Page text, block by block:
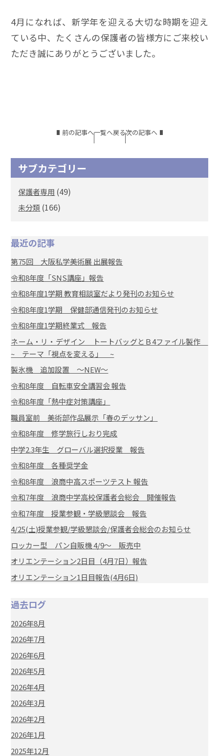
4月になれば、新学年を迎える大切な時期を迎え
ている中、たくさんの保護者の皆様方にご来校い
ただき誠にありがとうございました。
前の記事へ一覧へ戻る次の記事へ
サブカテゴリー
保護者専用 (49)
未分類 (166)
最近の記事
第75回 大阪私学美術展 出展報告
令和8年度「SNS講座」報告
令和8年度1学期 教育相談室だより発刊のお知らせ
令和8年度1学期 保健部通信発刊のお知らせ
令和8年度1学期終業式 報告
ネーム・リ・デザイン トートバッグとＢ4ファイル製作
~ テーマ「視点を変える」 ~
製氷機 追加設置 ～NEW～
令和8年度 自転車安全講習会 報告
令和8年度「熱中症対策講座」
職員室前 美術部作品展示「春のデッサン」
令和8年度 修学旅行しおり完成
中学2.3年生 グローバル選択授業 報告
令和8年度 各種奨学金
令和8年度 浪商中高スポーツテスト 報告
令和7年度 浪商中学高校保護者会総会 開催報告
令和7年度 授業参観・学級懇談会 報告
4/25(土)授業参観/学級懇談会/保護者会総会のお知らせ
ロッカー型 パン自販機 4/9～ 販売中
オリエンテーション2日目（4月7日）報告
オリエンテーション1日目報告(4月6日)
過去ログ
2026年8月
2026年7月
2026年6月
2026年5月
2026年4月
2026年3月
2026年2月
2026年1月
2025年12月